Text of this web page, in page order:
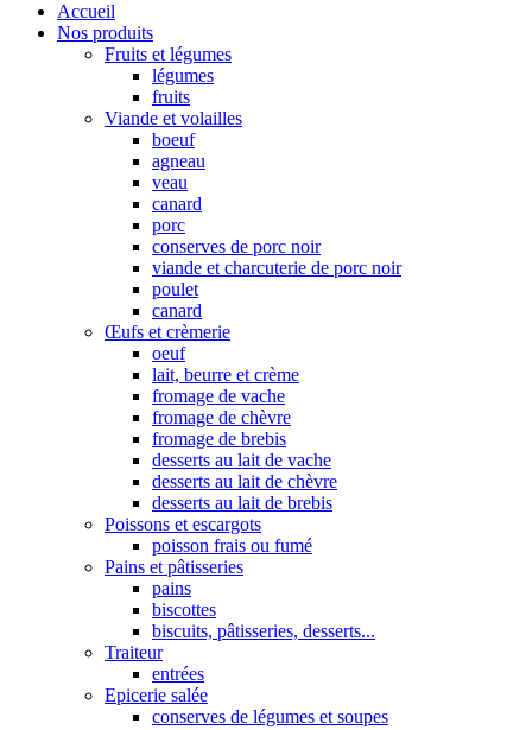
Accueil
Nos produits
Fruits et légumes
légumes
fruits
Viande et volailles
boeuf
agneau
veau
canard
porc
conserves de porc noir
viande et charcuterie de porc noir
poulet
canard
Œufs et crèmerie
oeuf
lait, beurre et crème
fromage de vache
fromage de chèvre
fromage de brebis
desserts au lait de vache
desserts au lait de chèvre
desserts au lait de brebis
Poissons et escargots
poisson frais ou fumé
Pains et pâtisseries
pains
biscottes
biscuits, pâtisseries, desserts...
Traiteur
entrées
Epicerie salée
conserves de légumes et soupes